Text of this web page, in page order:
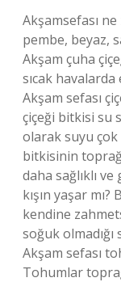
Akşamsefası
pembe, beyaz,
Akşam çuha
sıcak
Akşam sefası
çiçeği bitkisi su
olarak suyu çok
bitkisinin
daha sağlıklı
kışın yaşar
kendine
soğuk
Akşam sefası
Tohumlar